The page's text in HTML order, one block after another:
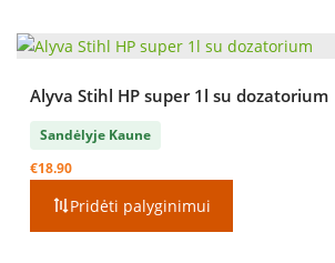
Alyva Stihl HP super 1l su dozatorium
Sandėlyje Kaune
€18.90
Pridėti palyginimui